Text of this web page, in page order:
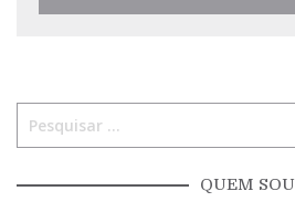
QUEM SOU